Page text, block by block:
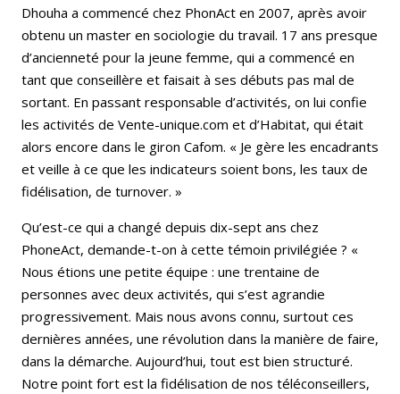
Dhouha a commencé chez PhonAct en 2007, après avoir
obtenu un master en sociologie du travail. 17 ans presque
d’ancienneté pour la jeune femme, qui a commencé en
tant que conseillère et faisait à ses débuts pas mal de
sortant. En passant responsable d’activités, on lui confie
les activités de Vente-unique.com et d’Habitat, qui était
alors encore dans le giron Cafom. « Je gère les encadrants
et veille à ce que les indicateurs soient bons, les taux de
fidélisation, de turnover. »
Qu’est-ce qui a changé depuis dix-sept ans chez
PhoneAct, demande-t-on à cette témoin privilégiée ? «
Nous étions une petite équipe : une trentaine de
personnes avec deux activités, qui s’est agrandie
progressivement. Mais nous avons connu, surtout ces
dernières années, une révolution dans la manière de faire,
dans la démarche. Aujourd’hui, tout est bien structuré.
Notre point fort est la fidélisation de nos téléconseillers,